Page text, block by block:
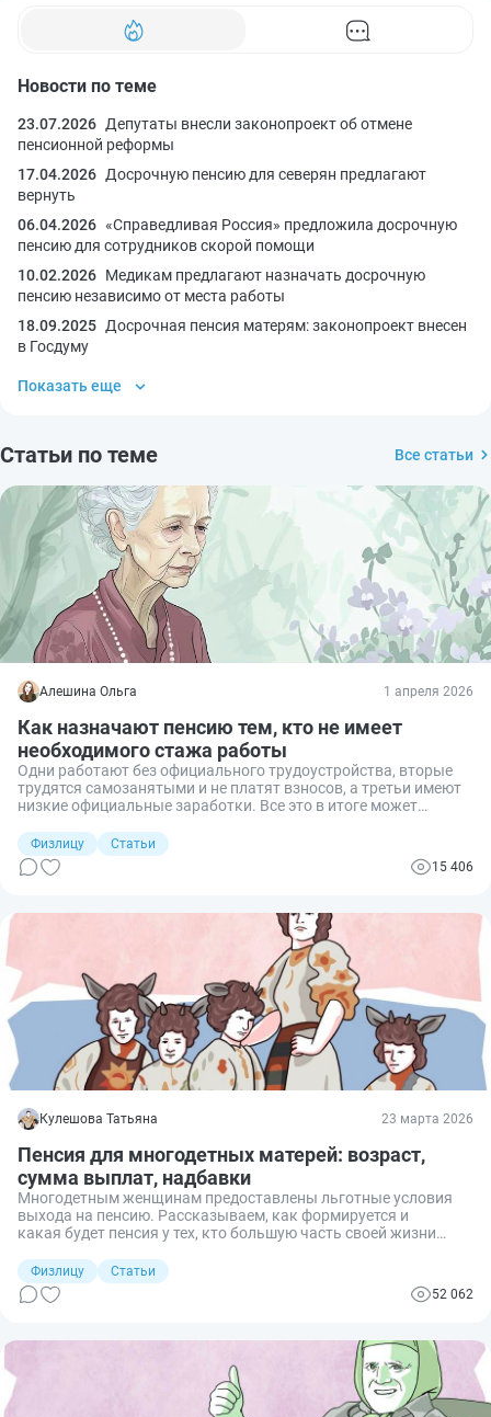
Новости по теме
23.07.2026 Депутаты внесли законопроект об отмене
пенсионной реформы
17.04.2026 Досрочную пенсию для северян предлагают
вернуть
06.04.2026 «Справедливая Россия» предложила досрочную
пенсию для сотрудников скорой помощи
10.02.2026 Медикам предлагают назначать досрочную
пенсию независимо от места работы
18.09.2025 Досрочная пенсия матерям: законопроект внесен
в Госдуму
Показать еще
Статьи по теме Все статьи
Алешина Ольга 1 апреля 2026
Как назначают пенсию тем, кто не имеет
необходимого стажа работы
Одни работают без официального трудоустройства, вторые
трудятся самозанятыми и не платят взносов, а третьи имеют
низкие официальные заработки. Все это в итоге может
возраста у человека не хватит страхового стажа или баллов
для назначения ему страховых пенсионных выплат по
старости. Разберемся, как назначают пенсию тем, у кого не
Физлицу
Статьи
15 406
Кулешова Татьяна 23 марта 2026
Пенсия для многодетных матерей: возраст,
сумма выплат, надбавки
Многодетным женщинам предоставлены льготные условия
выхода на пенсию. Рассказываем, как формируется и
какая будет пенсия у тех, кто большую часть своей жизни
Физлицу
Статьи
52 062